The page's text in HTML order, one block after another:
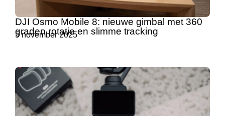
DJI Osmo Mobile 8: nieuwe gimbal met 360
graden rotatie en slimme tracking
5 november 2025